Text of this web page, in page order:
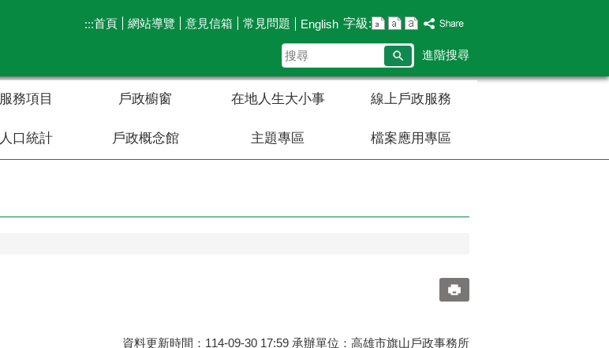
:::首頁 網站導覽 意見信箱 常見問題 English 字級:
搜
尋
進階搜尋
務項目 戶政櫥窗 在地人生大小事 線上戶政服務
口統計 戶政概念館 主題專區 檔案應用專區
資料更新時間：114-09-30 17:59 承辦單位：高雄市旗山戶政事務所